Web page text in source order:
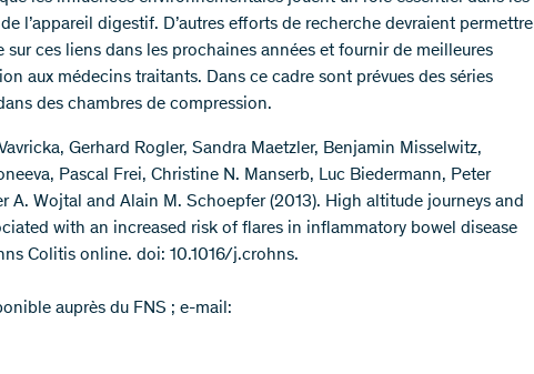
l’appareil digestif. D’autres efforts de recherche devraient permettre
sur ces liens dans les prochaines années et fournir de meilleures
aux médecins traitants. Dans ce cadre sont prévues des séries
des chambres de compression.
Gerhard Rogler, Sandra Maetzler, Benjamin Misselwitz,
Pascal Frei, Christine N. Manserb, Luc Biedermann, Peter
A. Wojtal and Alain M. Schoepfer (2013). High altitude journeys and
with an increased risk of flares in inflammatory bowel disease
Colitis online. doi: 10.1016/j.crohns.
auprès du FNS ; e-mail: